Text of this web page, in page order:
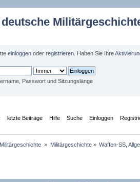
einloggen oder registrieren . Haben Sie Ihre
Passwort und Sitzungslänge
letzte Beiträge Hilfe Suche Einloggen
» Militärgeschichte» Waffen-SS,